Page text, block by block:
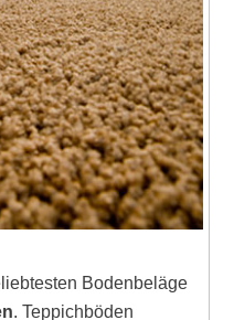
Bodenbeläge
. Teppichböden